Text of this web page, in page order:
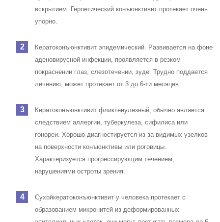
вскрытием. Герпетический конъюнктивит протекает очень
упорно.
Кератоконъюнктивитэпидемический. Развивается на фоне
аденовирусной инфекции, проявляется в резком
покраснении глаз, слезотечении, зуде. Трудно поддается
лечению, может протекает от 3 до 6-ти месяцев.
Кератоконъюнктивитфликтенулезный, обычно является
следствием аллергии, туберкулеза, сифилиса или
гонореи. Хорошо диагностируется из-за видимых узелков
на поверхности конъюнктивы или роговицы.
Характеризуется прогрессирующим течением,
нарушениями остроты зрения.
Сухойкератоконъюнктивит у человека протекает с
образованием микронитей из деформированных